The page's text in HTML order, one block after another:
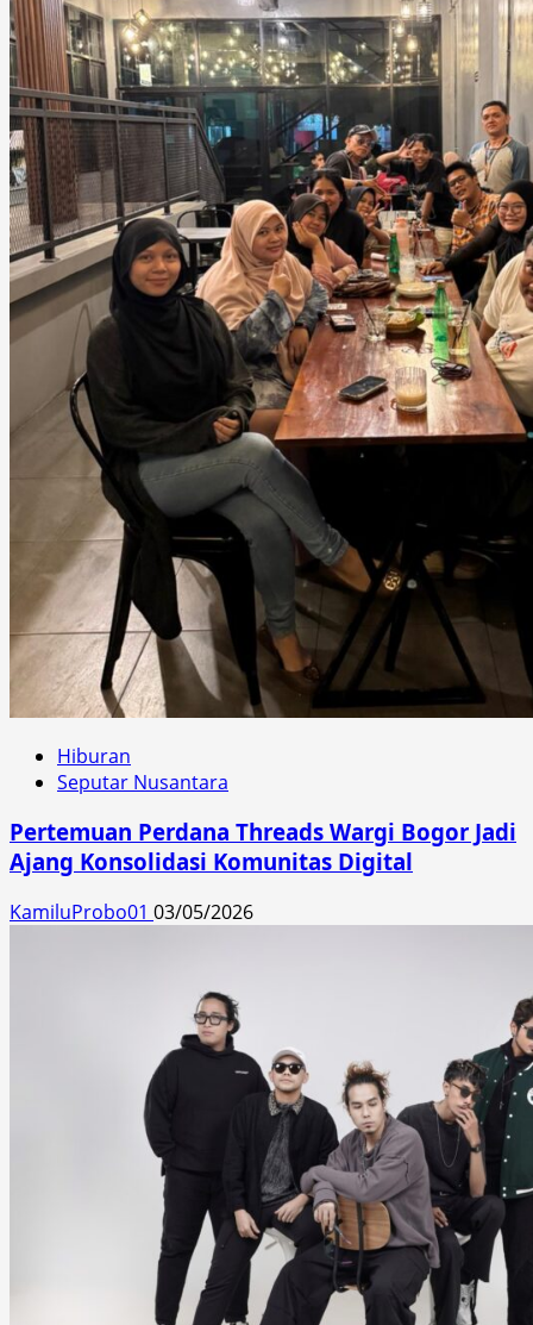
Hiburan
Seputar Nusantara
Pertemuan Perdana Threads Wargi Bogor Jadi
Ajang Konsolidasi Komunitas Digital
KamiluProbo01 03/05/2026